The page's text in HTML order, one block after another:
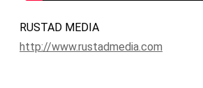
RUSTAD MEDIA
http://www.rustadmedia.com